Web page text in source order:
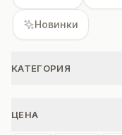
Новинки
КАТЕГОРИЯ
ЦЕНА